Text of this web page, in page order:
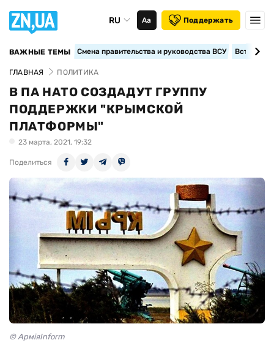
RU Аа Поддержать
ВАЖНЫЕ ТЕМЫ Смена правительства и руководства ВСУ
ГЛАВНАЯ ПОЛИТИКА
В ПА НАТО СОЗДАДУТ ГРУППУ
ПОДДЕРЖКИ "КРЫМСКОЙ
ПЛАТФОРМЫ"
23 марта, 2021, 19:32
Поделиться
© АрміяInform